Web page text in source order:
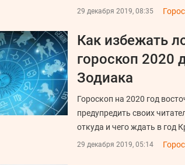
29 декабря 2019, 08:35
Как избежать
гороскоп 2020
Зодиака
Гороскоп на 2020 год
предупредить своих
откуда и чего ждать в год
29 декабря 2019, 05:14